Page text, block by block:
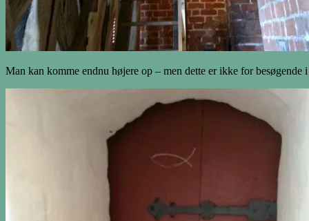
Man kan komme endnu højere op – men dette er ikke for besøgende